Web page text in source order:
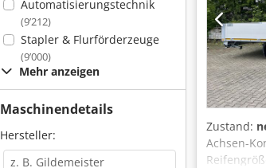
Automatisierungstechnik
(9’212)
Stapler & Flurförderzeuge
(9’000)
Mehr anzeigen
Maschinendetails
Hersteller:
hinten, , --
More
Zustand:
Achsen-